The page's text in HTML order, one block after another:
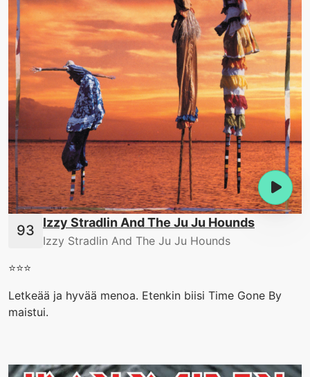
Izzy Stradlin And The Ju Ju Hounds
Izzy Stradlin And The Ju Ju Hounds
⭐️⭐️⭐️
Letkeää ja hyvää menoa. Etenkin biisi Time Gone By
maistui.